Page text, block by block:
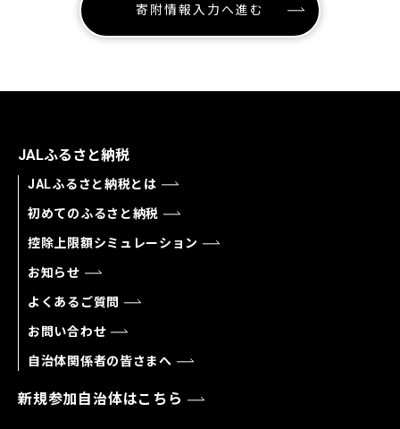
寄附情報入力へ進む
JALふるさと納税
JALふるさと納税とは
初めてのふるさと納税
控除上限額シミュレーション
お知らせ
よくあるご質問
お問い合わせ
自治体関係者の皆さまへ
新規参加自治体はこちら